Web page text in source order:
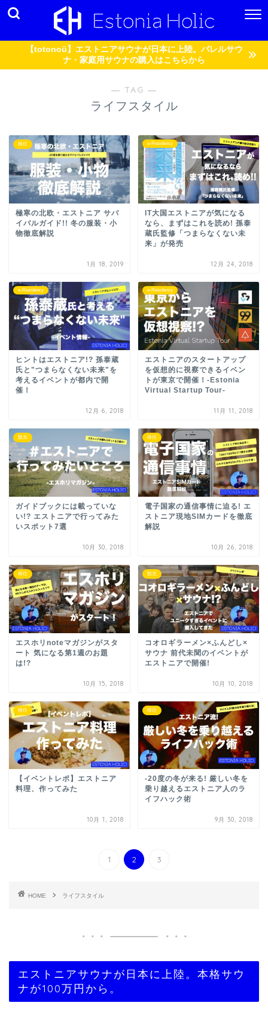
【totonoü】エストニアサウナが日本に上陸。バレルサウ
ナ・家庭用サウナの購入はこちらから
― TAG ―
ライフスタイル
移住
極寒の北欧・エストニア サバ
イバルガイド!! 冬の服装・小
物徹底解説
1月 18, 2019
e-Residency
IT大国エストニアが気になる
なら、まずはこれを読め! 孫泰
蔵氏監修「つまらなくない未
来」が発売
12月 24, 2018
e-Residency
ヒントはエストニア!? 孫泰蔵
氏と"つまらなくない未来"を
考えるイベントが都内で開
催！
12月 6, 2018
e-Residency
エストニアのスタートアップ
を仮想的に視察できるイベン
トが東京で開催！-Estonia
Virtual Startup Tour-
11月 11, 2018
観光
ガイドブックには載っていな
い!? エストニアで行ってみた
いスポット7選
10月 30, 2018
移住
電子国家の通信事情に迫る! エ
ストニア現地SIMカードを徹底
解説
10月 26, 2018
移住
エスホリnoteマガジンがスタ
ート 気になる第1週のお題
は!?
10月 15, 2018
観光
コオロギラーメン×ふんどし×
サウナ 前代未聞のイベントが
エストニアで開催!
10月 10, 2018
移住
【イベントレポ】エストニア
料理、作ってみた
10月 1, 2018
移住
-20度の冬が来る! 厳しい冬を
乗り越えるエストニア人のラ
イフハック術
9月 30, 2018
1 2 3
HOME ライフスタイル
エストニアサウナが日本に上陸。本格サウ
ナが100万円から。